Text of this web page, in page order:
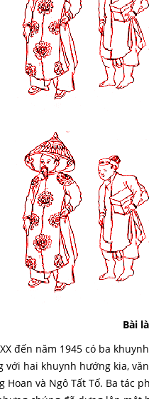
Bài
đến năm 1945 có ba
với hai khuynh hướng kia,
Hoan và Ngô Tất Tố. Ba tác